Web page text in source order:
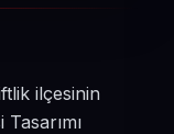
ilçesinin